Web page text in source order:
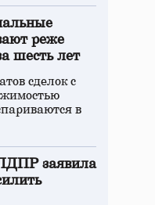
реже
шесть лет
сделок с
в
заявила